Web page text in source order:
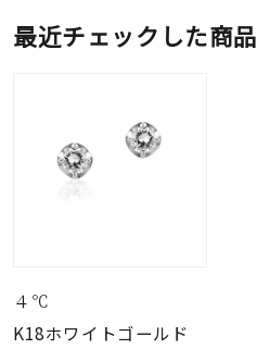
最近チェックした商品
４℃
K18ホワイトゴールド